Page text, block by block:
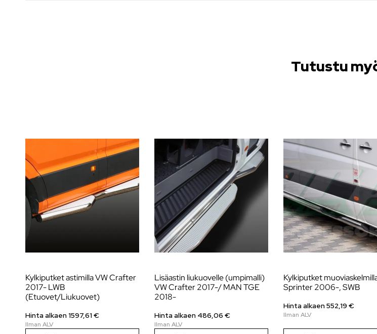
Tutustu
Kylkiputket astimilla VW Crafter
2017- LWB
(Etuovet/Liukuovet)
Hinta alkaen1597,61€
Lisäastin liukuovelle (umpimalli)
VW Crafter 2017-/ MAN TGE
2018-
Hinta alkaen 486,06 €
Kylkiputket
Sprinter 2006-, SWB
Hinta alkaen552,19 €